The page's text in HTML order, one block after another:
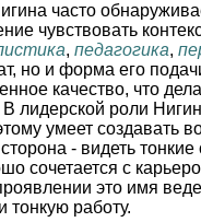
часто
чувствовать
, педагогика,
но и форма его
качество, что
лидерской роли
умеет создавать
- видеть
сочетается с
это имя
работу.